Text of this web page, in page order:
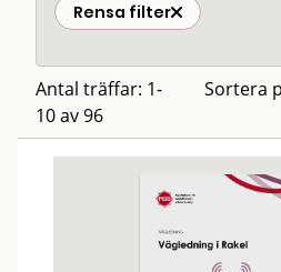
Rensa filter
Antal träffar: 1-
10 av 96
Sortera